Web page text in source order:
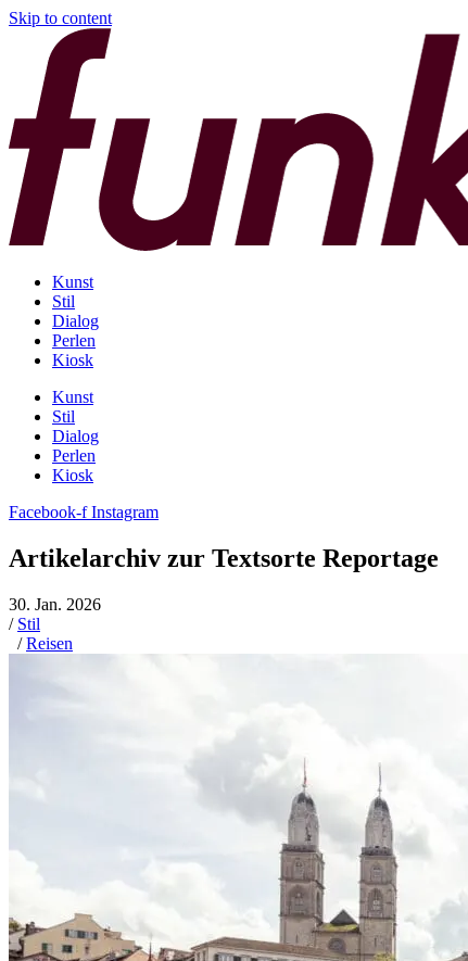
Skip to content
Kunst
Stil
Dialog
Perlen
Kiosk
Kunst
Stil
Dialog
Perlen
Kiosk
Facebook-f Instagram
Artikelarchiv zur Textsorte Reportage
30. Jan. 2026
/ Stil
/Reisen